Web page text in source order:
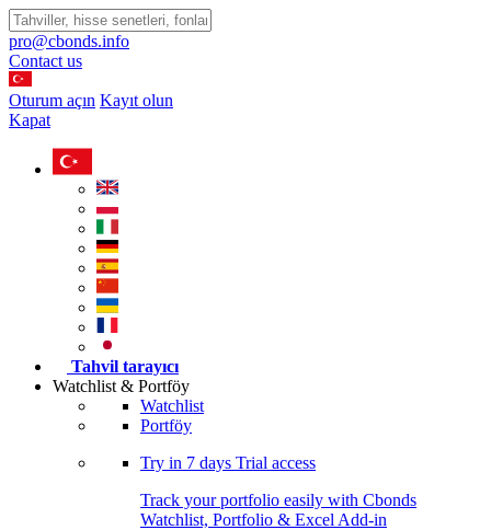
pro@cbonds.info
Contact us
Oturum açın Kayıt olun
Kapat
Tahvil tarayıcı
Watchlist & Portföy
Watchlist
Portföy
Try in 7 days Trial access
Track your portfolio easily with Cbonds
Watchlist, Portfolio & Excel Add-in